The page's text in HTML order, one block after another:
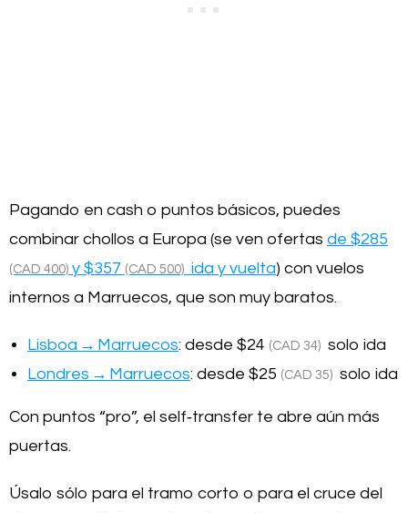
Pagando en cash o puntos básicos, puedes
combinar chollos a Europa (se ven ofertas de $285
(CAD 400) y $357 (CAD 500) ida y vuelta) con vuelos
internos a Marruecos, que son muy baratos.
Lisboa → Marruecos: desde $24 (CAD 34) solo ida
Londres → Marruecos: desde $25 (CAD 35) solo ida
Con puntos “pro”, el self‑transfer te abre aún más
puertas.
Úsalo sólo para el tramo corto o para el cruce del